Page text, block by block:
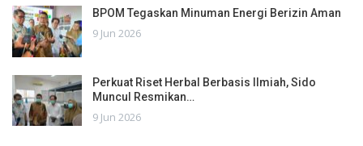
BPOM Tegaskan Minuman Energi Berizin Aman
9 Jun 2026
Perkuat Riset Herbal Berbasis Ilmiah, Sido
Muncul Resmikan…
9 Jun 2026